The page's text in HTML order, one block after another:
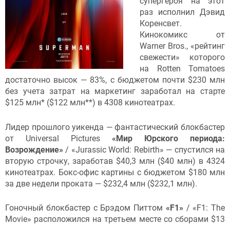
раз исполнил Дэвид
Коренсвет.
Кинокомикс от
Warner Bros., «рейтинг
свежести» которого
на Rotten Tomatoes
достаточно высок — 83%, с бюджетом почти $230 млн
без учета затрат на маркетинг заработал на старте
$125 млн* ($122 млн**) в 4308 кинотеатрах.
Лидер прошлого уикенда — фантастический блокбастер
от Universal Pictures «Мир Юрского периода:
Возрождение» / «Jurassic World: Rebirth» — спустился на
вторую строчку, заработав $40,3 млн ($40 млн) в 4324
кинотеатрах. Бокс-офис картины с бюджетом $180 млн
за две недели проката — $232,4 млн ($232,1 млн).
Гоночный блокбастер с Брэдом Питтом «F1» / «F1: The
Movie» расположился на третьем месте со сборами $13